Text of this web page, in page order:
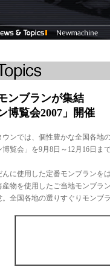
ンブランが集結
博覧会2007」開催
ンでは、個性豊かな全国各地
覧会」を9月8日～12月16日ま
に使用した定番モンブランを
物を使用したご当地モンブラ
全国各地の選りすぐりモンブ